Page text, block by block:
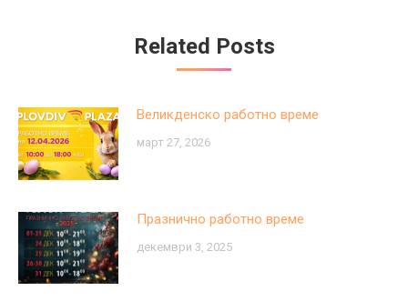
Related Posts
Великденско работно време
март 27, 2026
Празнично работно време
декември 3, 2025